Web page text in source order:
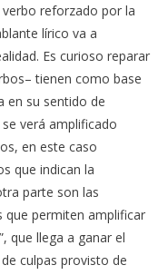
reforzado por la
lírico va a
Es curioso reparar
tienen como base
en su sentido de
verá amplificado
en este caso
que indican la
parte son las
que permiten amplificar
que llega a ganar el
culpas provisto de